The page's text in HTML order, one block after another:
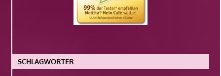
SCHLAGWÖRTER